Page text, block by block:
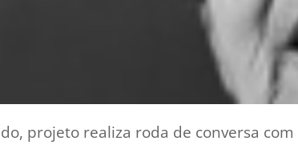
projeto realiza roda de conversa